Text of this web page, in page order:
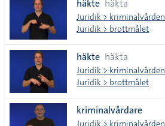
häkte häkta
Juridik > kriminalvården
Juridik > brottmålet
häkte häkta
Juridik > kriminalvården
Juridik > brottmålet
kriminalvårdare
Juridik > kriminalvården